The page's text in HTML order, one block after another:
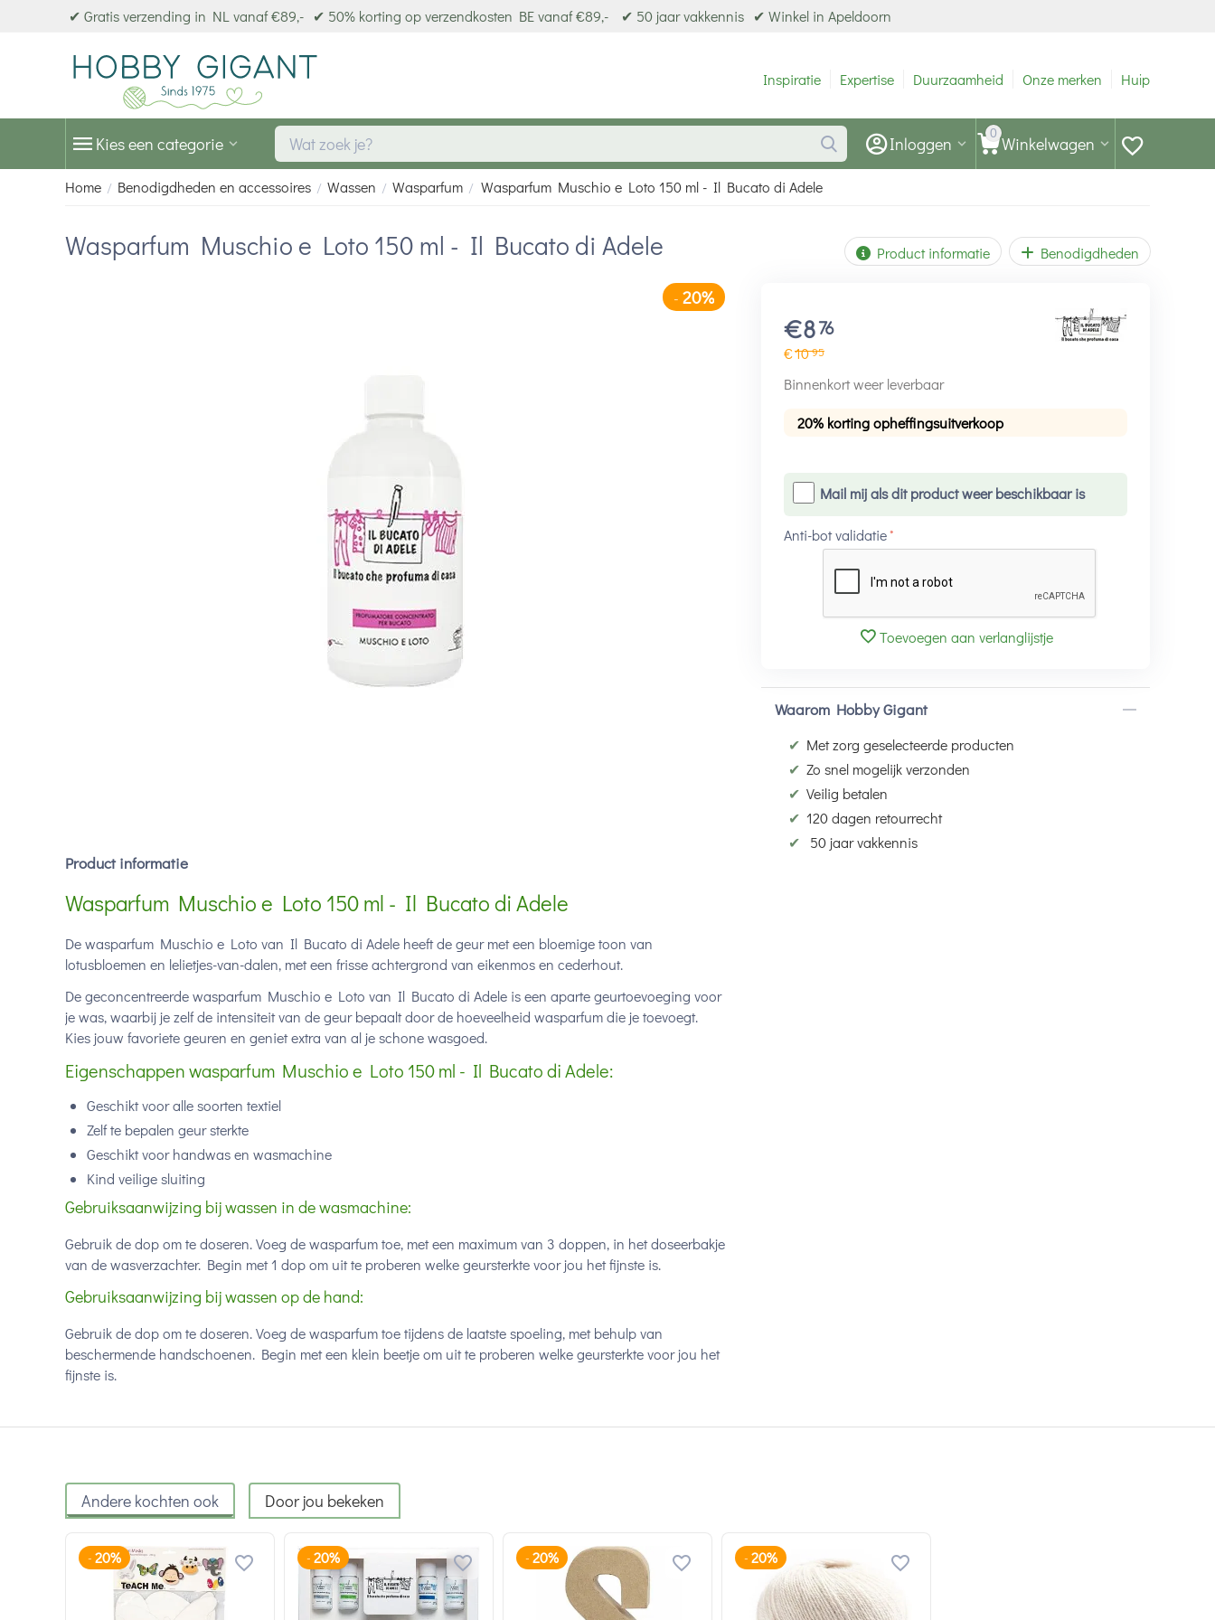
✔ Gratis verzending in NL vanaf €89,- ✔ 50% korting op verzendkosten BE vanaf €89,- ✔ 50 jaar vakkennis ✔ Winkel in Apeldoorn
Inspiratie Expertise Duurzaamheid Onze merken Hulp
Kies een categorie 0 Winkelwagen
Inloggen
Home / Benodigdheden en accessoires / Wassen / Wasparfum / Wasparfum Muschio e Loto 150 ml - Il Bucato di Adele
Wasparfum Muschio e Loto 150 ml - Il Bucato di Adele Product informatie Benodigdheden
- 20%
€8 76
€1095
Binnenkort weer leverbaar
20% korting opheffingsuitverkoop
Mail mij als dit product weer beschikbaar is
Anti-bot validatie
Toevoegen aan verlanglijstje
Waarom Hobby Gigant
✔ Met zorg geselecteerde producten
✔ Zo snel mogelijk verzonden
✔ Veilig betalen
✔ 120 dagen retourrecht
✔
50 jaar vakkennis
Product informatie
Wasparfum Muschio e Loto 150 ml - Il Bucato di Adele
De wasparfum Muschio e Loto van Il Bucato di Adele heeft de geur met een bloemige toon van
lotusbloemen en lelietjes-van-dalen, met een frisse achtergrond van eikenmos en cederhout.
De geconcentreerde wasparfum Muschio e Loto van Il Bucato di Adele is een aparte geurtoevoeging voor
je was, waarbij je zelf de intensiteit van de geur bepaalt door de hoeveelheid wasparfum die je toevoegt.
Kies jouw favoriete geuren en geniet extra van al je schone wasgoed.
Eigenschappen wasparfum Muschio e Loto 150 ml - Il Bucato di Adele:
Geschikt voor alle soorten textiel
Zelf te bepalen geur sterkte
Geschikt voor handwas en wasmachine
Kind veilige sluiting
Gebruiksaanwijzing bij wassen in de wasmachine:
Gebruik de dop om te doseren. Voeg de wasparfum toe, met een maximum van 3 doppen, in het doseerbakje
van de wasverzachter. Begin met 1 dop om uit te proberen welke geursterkte voor jou het fijnste is.
Gebruiksaanwijzing bij wassen op de hand:
Gebruik de dop om te doseren. Voeg de wasparfum toe tijdens de laatste spoeling, met behulp van
beschermende handschoenen. Begin met een klein beetje om uit te proberen welke geursterkte voor jou het
fijnste is.
Andere kochten ook Door jou bekeken
- 20% - 20% - 20% - 20%